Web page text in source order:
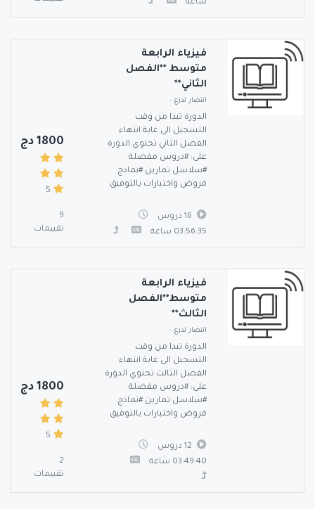
ساعة
فيزياء الرابعة
متوسط **الفصل
الثاني**
انتصار لدرع -
الدورة تبدا من وقت
التسجيل الى غابة انتهاء
الفصل الثاني تحتوي الدورة
على: #دروس مفضلة
#سلاسل تمارين #نماذج
فروض واختبارات بالتوفيق
03:56:35 ساعة
1800 دج
5
9
تقييمات
فيزياء الرابعة
متوسط**الفصل
الثالث**
انتصار لدرع -
الدورة تبدا من وقت
التسجيل الى غابة انتهاء
الفصل الثالث تحتوي الدورة
على: #دروس مفضلة
#سلاسل تمارين #نماذج
فروض واختبارات بالتوفيق
03:49:40 ساعة
1800 دج
5
2
تقييمات